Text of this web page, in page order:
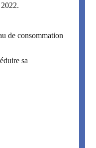
de consommation
sa